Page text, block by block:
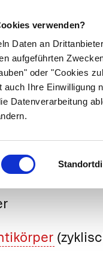
verwenden?
Daten an
aufgeführten
oder "Cookies
auch Ihre Einwilligung
Datenverarbeitung
Medikamente